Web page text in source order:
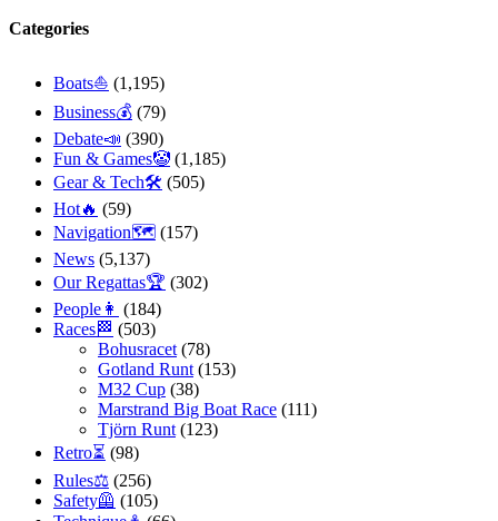
Categories
Boats⛵️ (1,195)
Business💰 (79)
Debate📣 (390)
Fun & Games🤡 (1,185)
Gear & Tech🛠 (505)
Hot🔥 (59)
Navigation🗺 (157)
News (5,137)
Our Regattas🏆 (302)
People👩 (184)
Races🏁 (503)
Bohusracet (78)
Gotland Runt (153)
M32 Cup (38)
Marstrand Big Boat Race (111)
Tjörn Runt (123)
Retro⏳ (98)
Rules⚖️ (256)
Safety🦺 (105)